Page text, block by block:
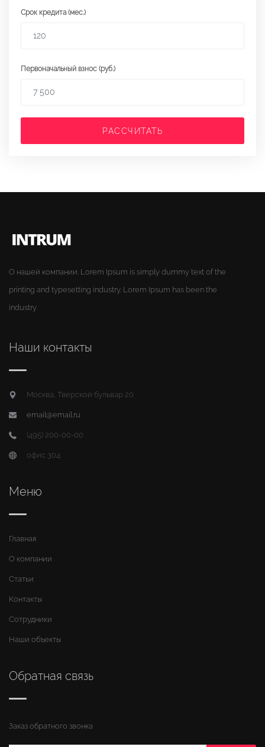
Срок кредита (мес.)
Первоначальный взнос (руб.)
РАССЧИТАТЬ
О нашей компании. Lorem Ipsum is simply dummy text of the
printing and typesetting industry. Lorem Ipsum has been the
industry
Наши контакты
Москва, Тверской бульвар 20
email@email.ru
(495) 200-00-00
офис 304
Меню
Главная
О компании
Статьи
Контакты
Сотрудники
Наши объекты
Обратная связь
Заказ обратного звонка